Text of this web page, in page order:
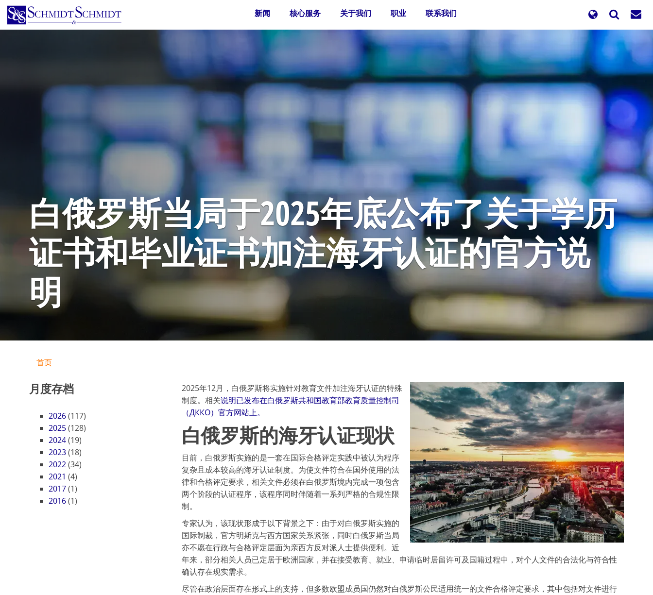
跳
到
新闻 核心服务 关于我们 职业 联系我们
白俄罗斯当局于2025年底公布了关于学历
证书和毕业证书加注海牙认证的官方说
明
首页
月度存档
2026(117)
2025(128)
2024(19)
2023(18)
2022(34)
2021 (4)
2017(1)
2016(1)
2025年12月，白俄罗斯将实施针对教育文件加注海牙认证的特殊
制度。相关说明已发布在白俄罗斯共和国教育部教育质量控制司
（ДККО）官方网站上。
白俄罗斯的海牙认证现状
目前，白俄罗斯实施的是一套在国际合格评定实践中被认为程序
复杂且成本较高的海牙认证制度。为使文件符合在国外使用的法
律和合格评定要求，相关文件必须在白俄罗斯境内完成一项包含
两个阶段的认证程序，该程序同时伴随着一系列严格的合规性限
制。
专家认为，该现状形成于以下背景之下：由于对白俄罗斯实施的
国际制裁，官方明斯克与西方国家关系紧张，同时白俄罗斯当局
亦不愿在行政与合格评定层面为亲西方反对派人士提供便利。近
年来，部分相关人员已定居于欧洲国家，并在接受教育、就业、申请临时居留许可及国籍过程中，对个人文件的合法化与符合性
确认存在现实需求。
尽管在政治层面存在形式上的支持，但多数欧盟成员国仍然对白俄罗斯公民适用统一的文件合格评定要求，其中包括对文件进行